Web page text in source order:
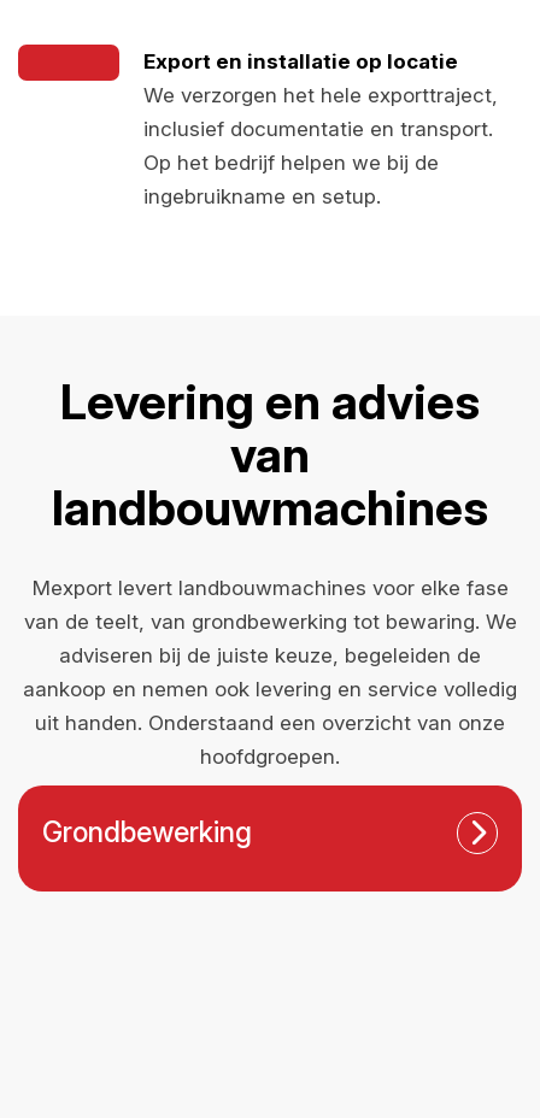
Export en installatie op locatie
We verzorgen het hele exporttraject,
inclusief documentatie en transport.
Op het bedrijf helpen we bij de
ingebruikname en setup.
Levering en advies
van
landbouwmachines
Mexport levert landbouwmachines voor elke fase
van de teelt, van grondbewerking tot bewaring. We
adviseren bij de juiste keuze, begeleiden de
aankoop en nemen ook levering en service volledig
uit handen. Onderstaand een overzicht van onze
hoofdgroepen.
Grondbewerking